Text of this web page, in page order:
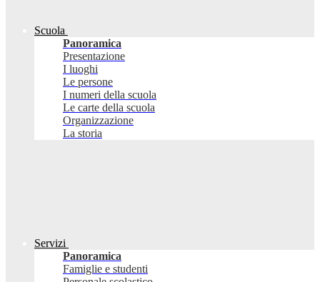
Scuola
Panoramica
Presentazione
I luoghi
Le persone
I numeri della scuola
Le carte della scuola
Organizzazione
La storia
Servizi
Panoramica
Famiglie e studenti